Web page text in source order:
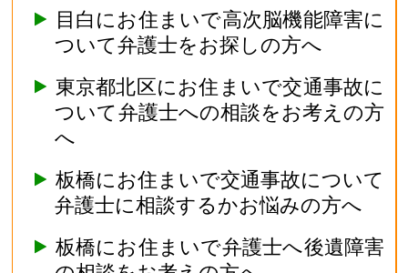
目白にお住まいで高次脳機能障害に
ついて弁護士をお探しの方へ
東京都北区にお住まいで交通事故に
ついて弁護士への相談をお考えの方
へ
板橋にお住まいで交通事故について
弁護士に相談するかお悩みの方へ
板橋にお住まいで弁護士へ後遺障害